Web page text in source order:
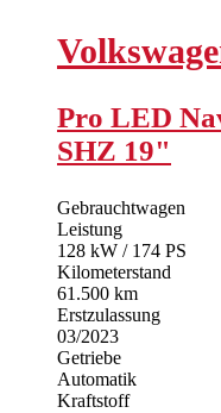
Pro LED
SHZ 19"
Gebrauchtwagen
Leistung
128 kW / 174 PS
Kilometerstand
61.500 km
Erstzulassung
03/2023
Getriebe
Automatik
Kraftstoff